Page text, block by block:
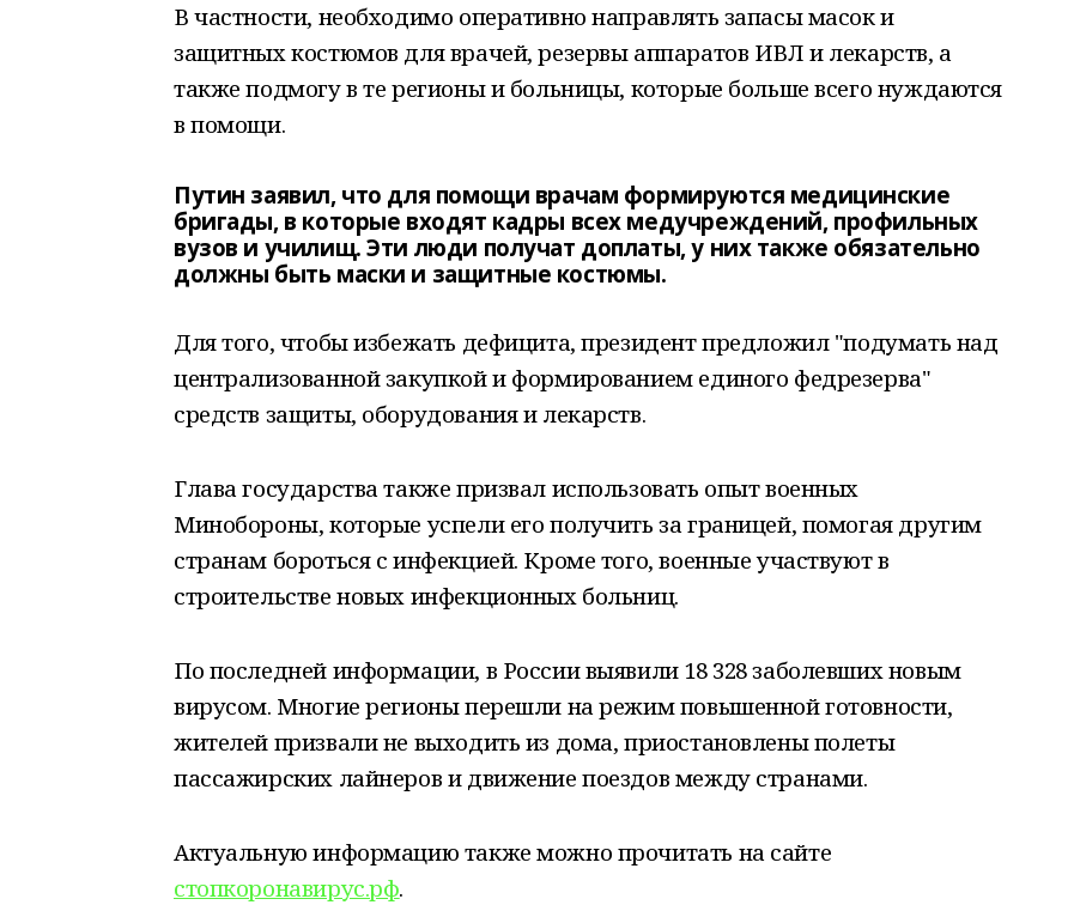
В частности, необходимо оперативно направлять запасы масок и
защитных костюмов для врачей, резервы аппаратов ИВЛ и лекарств, а
также подмогу в те регионы и больницы, которые больше всего нуждаются
в помощи.
Путин заявил, что для помощи врачам формируются медицинские
бригады, в которые входят кадры всех медучреждений, профильных
вузов и училищ. Эти люди получат доплаты, у них также обязательно
должны быть маски и защитные костюмы.
Для того, чтобы избежать дефицита, президент предложил "подумать над
централизованной закупкой и формированием единого федрезерва"
средств защиты, оборудования и лекарств.
Глава государства также призвал использовать опыт военных
Минобороны, которые успели его получить за границей, помогая другим
странам бороться с инфекцией. Кроме того, военные участвуют в
строительстве новых инфекционных больниц.
По последней информации, в России выявили 18 328 заболевших новым
вирусом. Многие регионы перешли на режим повышенной готовности,
жителей призвали не выходить из дома, приостановлены полеты
пассажирских лайнеров и движение поездов между странами.
Актуальную информацию также можно прочитать на сайте
стопкоронавирус.рф.